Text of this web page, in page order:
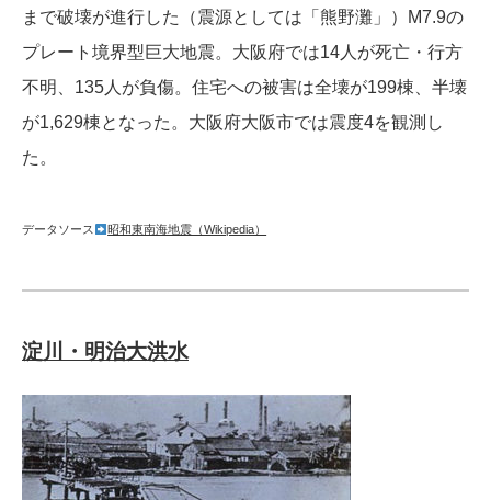
まで破壊が進行した（震源としては「熊野灘」）M7.9の
プレート境界型巨大地震。大阪府では14人が死亡・行方
不明、135人が負傷。住宅への被害は全壊が199棟、半壊
が1,629棟となった。大阪府大阪市では震度4を観測し
た。
データソース 昭和東南海地震（Wikipedia）
淀川・明治大洪水